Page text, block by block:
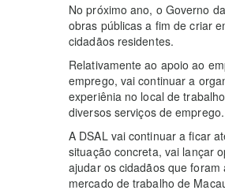
No próximo ano, o Governo
obras públicas a fim de criar
cidadãos residentes.
Relativamente ao apoio ao
emprego, vai continuar a
experiênia no local de
diversos serviços de emprego.
A DSAL vai continuar a ficar
situação concreta, vai lançar
ajudar os cidadãos que
mercado de trabalho de